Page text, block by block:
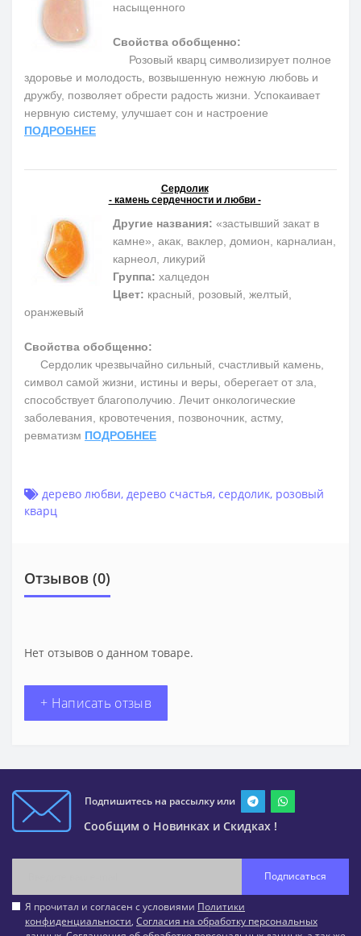
насыщенного
Свойства обобщенно:
Розовый кварц символизирует полное
здоровье и молодость, возвышенную нежную любовь и
дружбу, позволяет обрести радость жизни. Успокаивает
нервную систему, улучшает сон и настроение
ПОДРОБНЕЕ
Сердолик
- камень сердечности и любви -
Другие названия: «застывший закат в
камне», акак, ваклер, домион, карналиан,
карнеол, ликурий
Группа: халцедон
Цвет: красный, розовый, желтый,
оранжевый
Свойства обобщенно:
Сердолик чрезвычайно сильный, счастливый камень,
символ самой жизни, истины и веры, оберегает от зла,
способствует благополучию. Лечит онкологические
заболевания, кровотечения, позвоночник, астму,
ревматизм ПОДРОБНЕЕ
дерево любви, дерево счастья, сердолик, розовый
кварц
Отзывов (0)
Нет отзывов о данном товаре.
+ Написать отзыв
Подпишитесь на рассылку или
Сообщим о Новинках и Скидках !
Подписаться
Я прочитал и согласен с условиями Политики
конфиденциальности, Согласия на обработку персональных